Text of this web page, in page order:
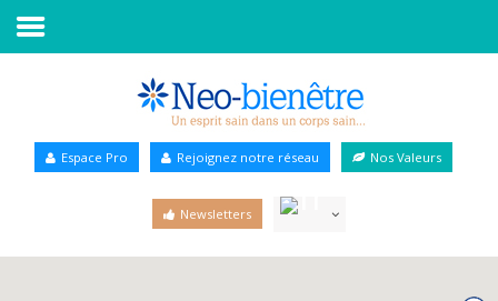
Annuaire Bien-être
Espace Pro Rejoignez notre réseau Nos Valeurs
Newsletters